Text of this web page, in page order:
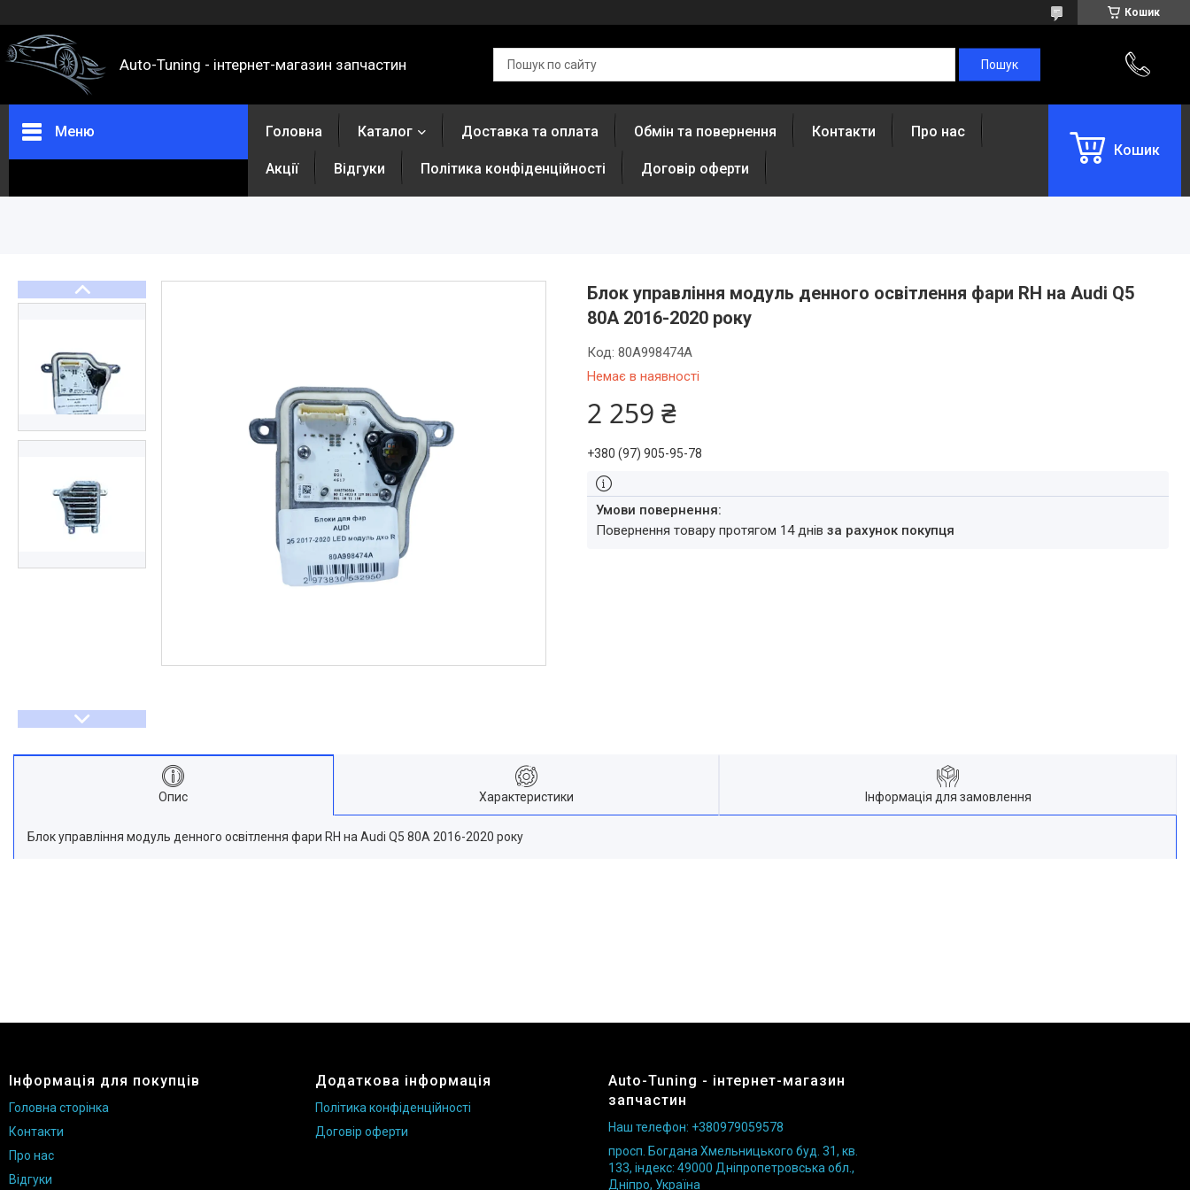
Кошик
Auto-Tuning - інтернет-магазин запчастин
Меню
Повернення та обмін
Акції
Політика конфіденційності
Головна Каталог Доставка та оплата Обмін та повернення Контакти Про нас
Акції Відгуки Політика конфіденційності Договір оферти
Кошик
Блок управління модуль денного освітлення фари RH на Audi Q5
80A 2016-2020 року
Немає в наявності
Код: 80A998474A
2 259 ₴
+380 (97) 905-95-78
повернення товару протягом 14 днів за рахунок покупця
Опис Характеристики Інформація для замовлення
Блок управління модуль денного освітлення фари RH на Audi Q5 80A 2016-2020 року
Інформація для покупців
Головна сторінка
Контакти
Про нас
Відгуки
Додаткова інформація
Політика конфіденційності
Договір оферти
Auto-Tuning - інтернет-магазин
запчастин
Наш телефон: +380979059578
просп. Богдана Хмельницького буд. 31, кв.
133, індекс: 49000 Дніпропетровська обл.,
Дніпро, Україна